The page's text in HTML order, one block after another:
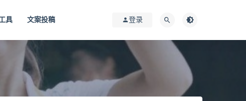
具 文案投稿 登录